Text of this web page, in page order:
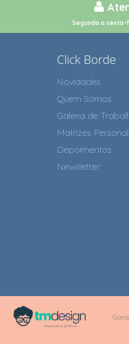
Segunda a sexta-
Click Borde
Novidades
Quem Somos
Galeria de
Matrizes
Depoimentos
Newsletter